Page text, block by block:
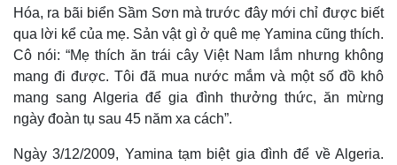
Hóa, ra bãi biển Sầm Sơn mà trước đây mới chỉ được biết
qua lời kể của mẹ. Sản vật gì ở quê mẹ Yamina cũng thích.
Cô nói: “Mẹ thích ăn trái cây Việt Nam lắm nhưng không
mang đi được. Tôi đã mua nước mắm và một số đồ khô
mang sang Algeria để gia đình thưởng thức, ăn mừng
ngày đoàn tụ sau 45 năm xa cách”.
Ngày 3/12/2009, Yamina tạm biệt gia đình để về Algeria.